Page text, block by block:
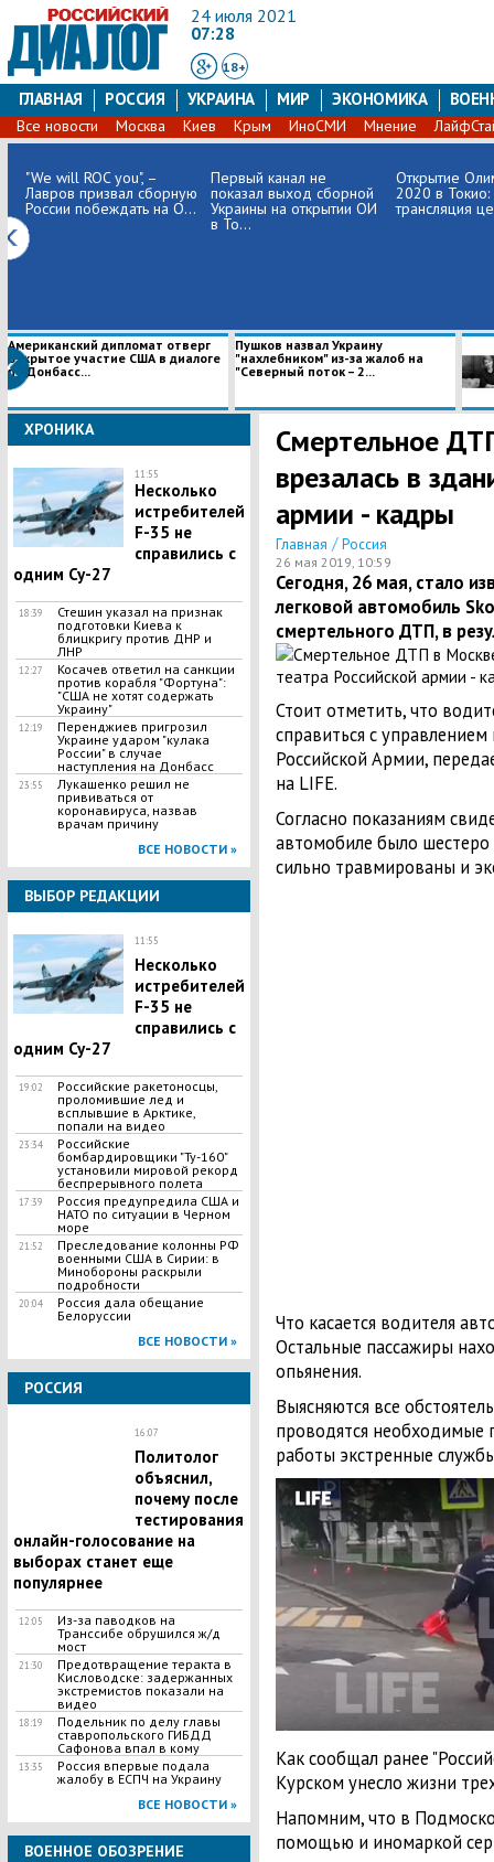
24 июля 2021
07:28
18+
ГЛАВНАЯ РОССИЯ УКРАИНА МИР ЭКОНОМИКА
Все новости Москва Киев Крым ИноСМИ Мнение
"We will ROC you", –
Лавров призвал сборную
России побеждать на О...
Первый канал не
показал выход сборной
Украины на открытии ОИ
в То...
Открытие
2020 в
трансляция
Американский дипломат отверг
открытое участие США в диалоге
по Донбасс...
Пушков назвал Украину
"нахлебником" из-за жалоб на
"Северный поток – 2...
ХРОНИКА
11:55
Несколько
истребителей
F-35 не
справились с
одним Су-27
18:39
Стешин указал на признак
подготовки Киева к
блицкригу против ДНР и
ЛНР
12:27
​Косачев ответил на санкции
против корабля "Фортуна":
"США не хотят содержать
Украину"
12:19
Перенджиев пригрозил
Украине ударом "кулака
России" в случае
наступления на Донбасс
23:55
Лукашенко решил не
прививаться от
коронавируса, назвав
врачам причину
ВСЕ НОВОСТИ »
ВЫБОР РЕДАКЦИИ
11:55
Несколько
истребителей
F-35 не
справились с
одним Су-27
19:02
Российские ракетоносцы,
проломившие лед и
всплывшие в Арктике,
попали на видео
23:34
Российские
бомбардировщики "Ту-160"
установили мировой рекорд
беспрерывного полета
17:39
Россия предупредила США и
НАТО по ситуации в Черном
море
21:52
Преследование колонны РФ
военными США в Сирии: в
Минобороны раскрыли
подробности
20:04
Россия дала обещание
Белоруссии
ВСЕ НОВОСТИ »
РОССИЯ
16:07
Политолог
объяснил,
почему после
тестирования
онлайн-голосование на
выборах станет еще
популярнее
12:05
Из-за паводков на
Транссибе обрушился ж/д
мост
21:30
Предотвращение теракта в
Кисловодске: задержанных
экстремистов показали на
видео
18:19
Подельник по делу главы
ставропольского ГИБДД
Сафонова впал в кому
13:35
Россия впервые подала
жалобу в ЕСПЧ на Украину
ВСЕ НОВОСТИ »
ВОЕННОЕ ОБОЗРЕНИЕ
​Смертельное
врезалась в
армии - кадры
Главная / Россия
26 мая 2019, 10:59
Сегодня, 26 мая, стало
легковой автомобиль
смертельного ДТП, в
Стоит отметить, что
справиться с
Российской Армии,
на LIFE.
Согласно показаниям
автомобиле было
сильно травмированы и
Что касается водителя
Остальные пассажиры
опьянения.
Выясняются все
проводятся необходимые
работы экстренные
Как сообщал ранее
Курском унесло жизни
Напомним, что в
помощью и иномаркой